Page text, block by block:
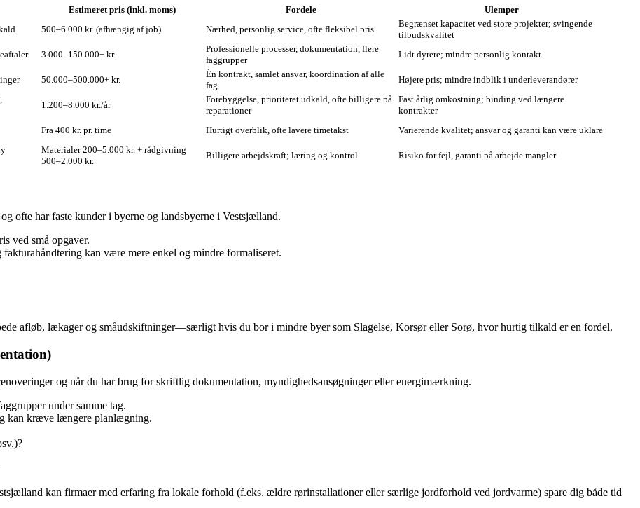
Estimeret pris (inkl. moms) Fordele
Ulemper
500–6.000 kr. (afhængig af job) Nærhed, personlig service, ofte fleksibel pris
Begrænset kapacitet ved store projekter; svingende
tilbudskvalitet
3.000–150.000+ kr.
Professionelle processer, dokumentation, flere
faggrupper
Lidt dyrere; mindre personlig kontakt
50.000–500.000+ kr.
Én kontrakt, samlet ansvar, koordination af alle
fag
Højere pris; mindre indblik i underleverandører
1.200–8.000 kr./år
Forebyggelse, prioriteret udkald, ofte billigere på
reparationer
Fast årlig omkostning; binding ved længere
kontrakter
Fra 400 kr. pr. time Hurtigt overblik, ofte lavere timetakst
Varierende kvalitet; ansvar og garanti kan være uklare
Materialer 200–5.000 kr. + rådgivning
500–2.000 kr.
Billigere arbejdskraft; læring og kontrol Risiko for fejl, garanti på arbejde mangler
ofte har faste kunder i byerne og landsbyerne i Vestsjælland.
ved små opgaver.
kan være mere enkel og mindre formaliseret.
afløb, lækager og småudskiftninger—særligt hvis du bor i mindre byer som Slagelse, Korsør eller Sorø, hvor hurtig tilkald er en fordel.
og når du har brug for skriftlig dokumentation, myndighedsansøgninger eller energimærkning.
under samme tag.
kan kræve længere planlægning.
kan firmaer med erfaring fra lokale forhold (f.eks. ældre rørinstallationer eller særlige jordforhold ved jordvarme) spare dig både tid